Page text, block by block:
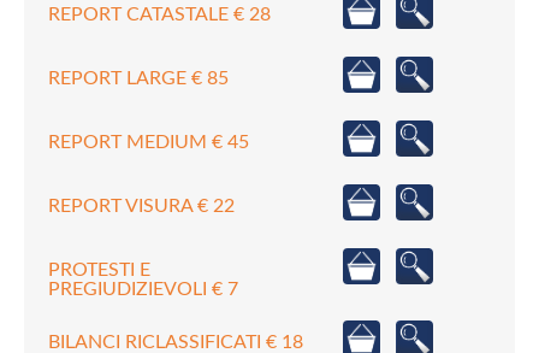
REPORT CATASTALE € 28
REPORT LARGE € 85
REPORT MEDIUM € 45
REPORT VISURA € 22
PROTESTI E
PREGIUDIZIEVOLI € 7
BILANCI RICLASSIFICATI € 18